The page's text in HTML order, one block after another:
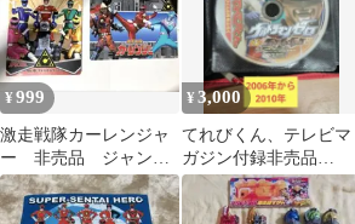
¥999
激走戦隊カーレンジャ
ー 非売品 ジャンボ
カード
¥3,000
てれびくん、テレビマ
ガジン付録非売品
DVD8枚＋CD1枚